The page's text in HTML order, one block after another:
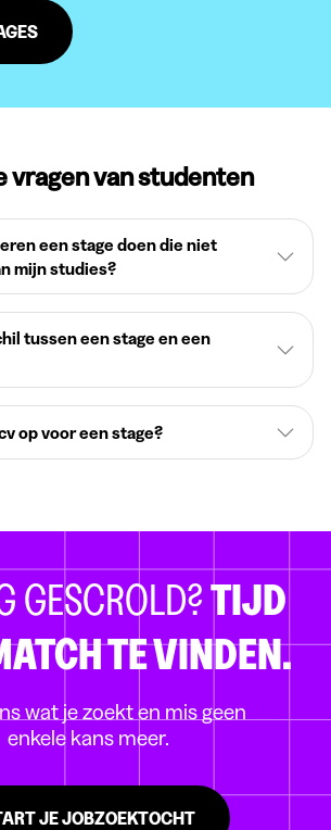
vragen van studenten
een stage doen die niet
mijn studies?
tussen een stage en een
op voor een stage?
GESCROLD?TIJD
TE VINDEN.
wat je zoekt en mis geen
enkele kans meer.
JE JOBZOEKTOCHT